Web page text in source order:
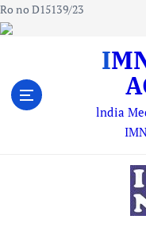
Ro no D15139/23
IMNB NEWS
lndia